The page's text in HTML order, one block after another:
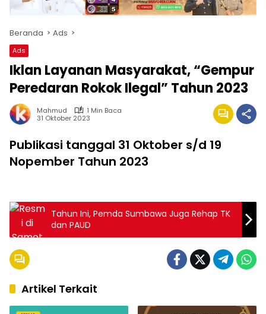
Beranda Ads
Ads
Iklan Layanan Masyarakat, “Gempur
Peredaran Rokok Ilegal” Tahun 2023
Mahmud
1 Min Baca
31 Oktober 2023
Publikasi tanggal 31 Oktober s/d 19
Nopember Tahun 2023
Tahun Ini, Pemda Sumbawa Juga Rehap TK
dan PAUD
Artikel Terkait